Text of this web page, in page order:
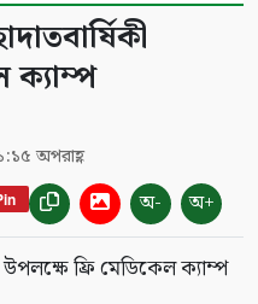
ক্যাম্প
অপরাহ্ণ
অ- অ+